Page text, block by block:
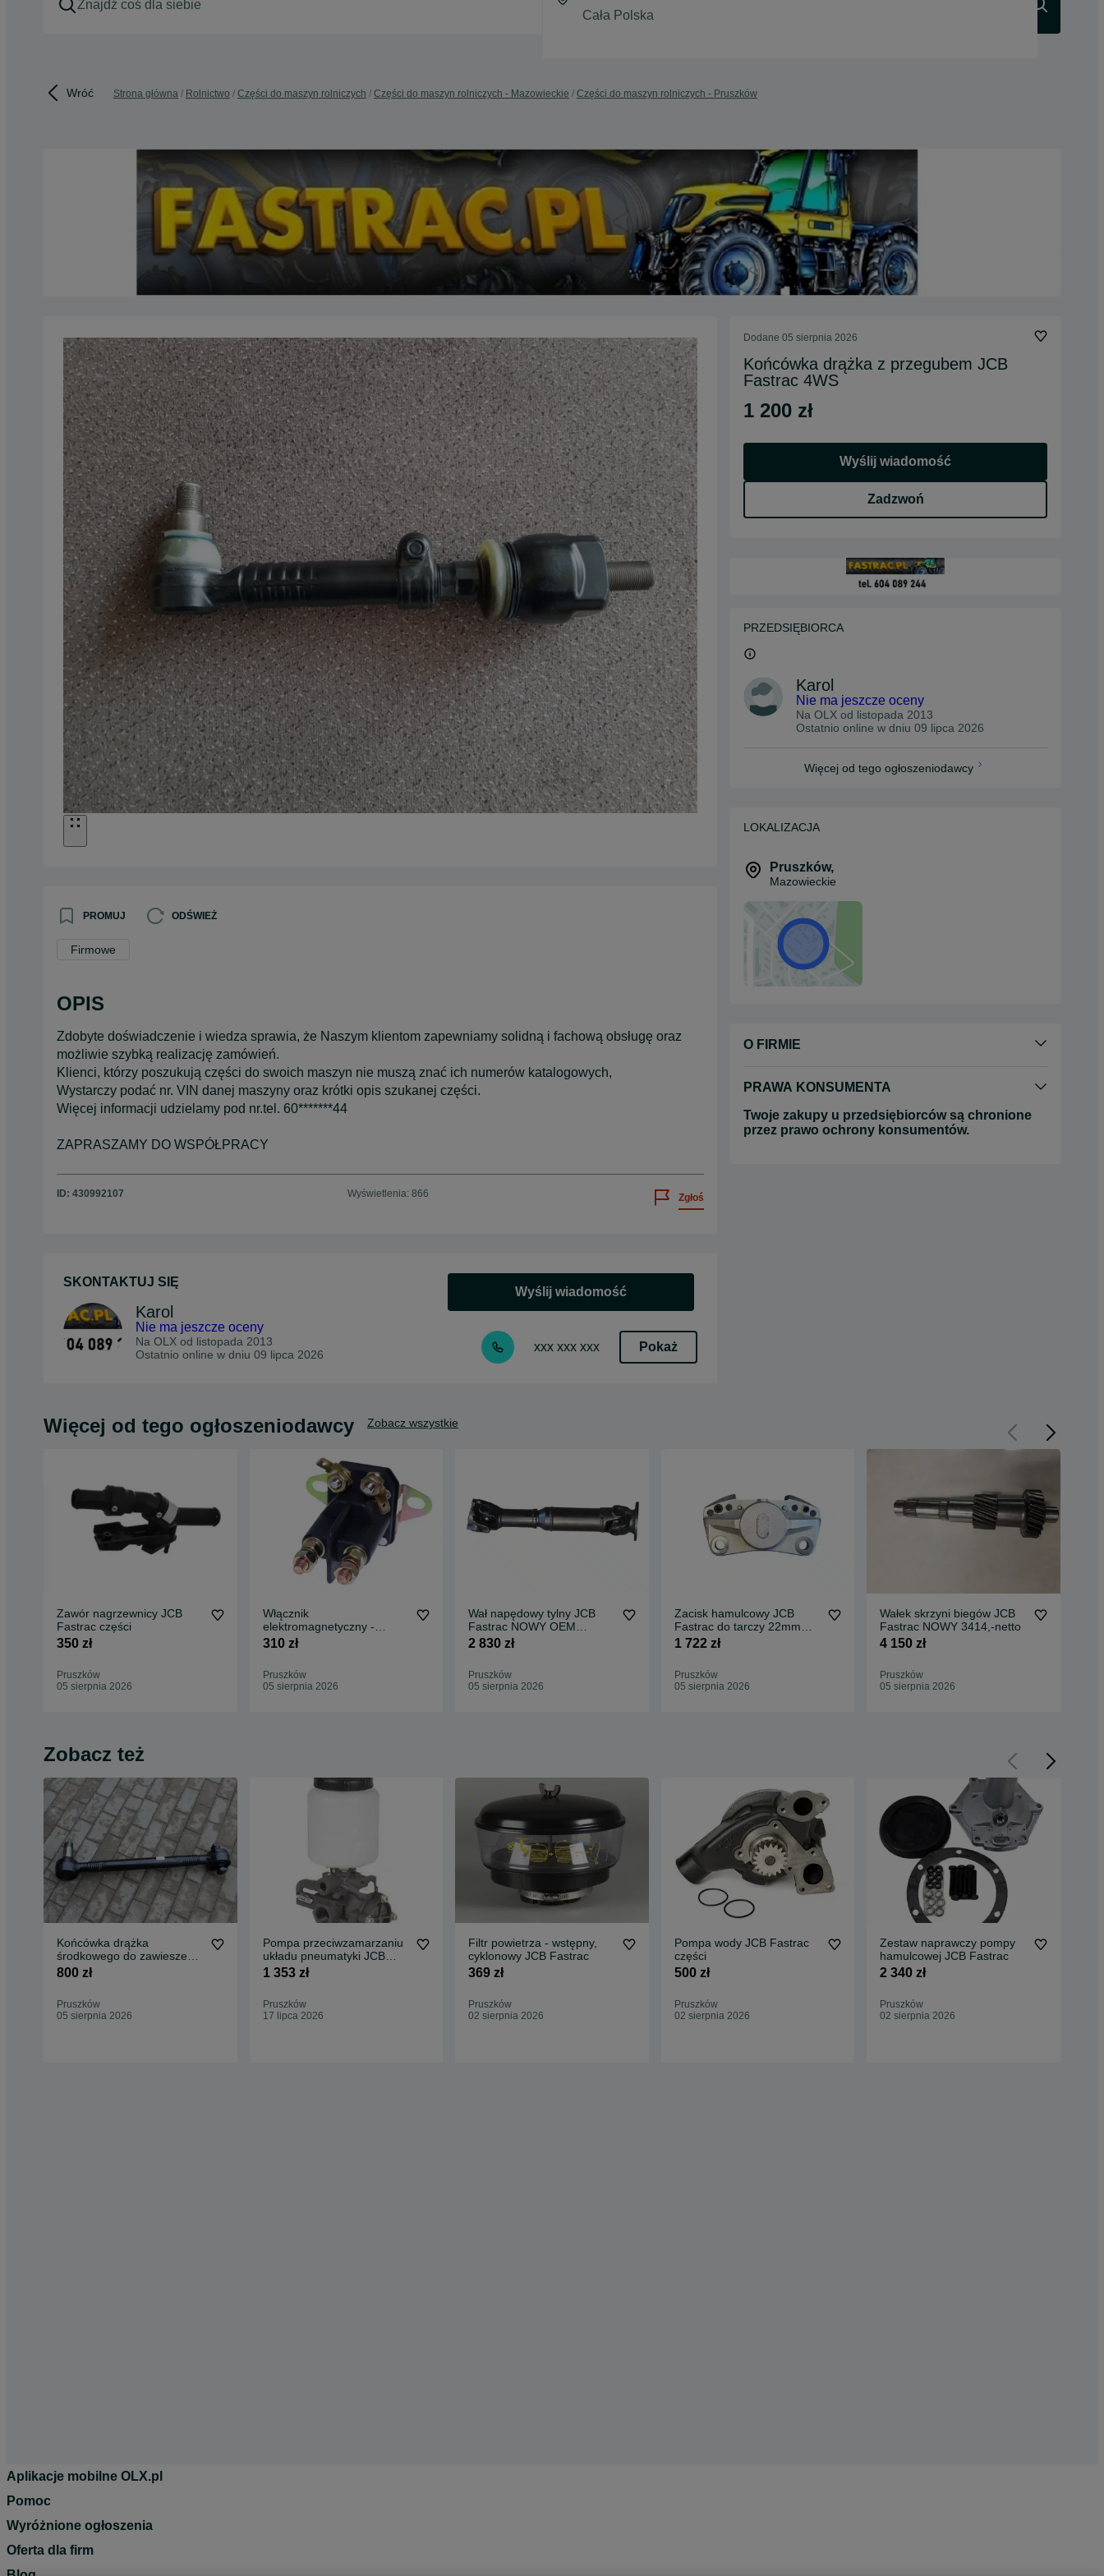
Wróć Strona główna Rolnictwo Części do maszyn rolniczych Części do maszyn rolniczych - Mazowieckie Części do maszyn rolniczych - Pruszków
PROMUJ ODŚWIEŻ
Firmowe
OPIS
Zdobyte doświadczenie i wiedza sprawia, że Naszym klientom zapewniamy solidną i fachową obsługę oraz
możliwie szybką realizację zamówień.
Klienci, którzy poszukują części do swoich maszyn nie muszą znać ich numerów katalogowych,
Wystarczy podać nr. VIN danej maszyny oraz krótki opis szukanej części.
Więcej informacji udzielamy pod nr.tel. 60*******44
ZAPRASZAMY DO WSPÓŁPRACY
ID: 430992107 Wyświetlenia: 866 Zgłoś
SKONTAKTUJ SIĘ
Karol
Nie ma jeszcze oceny
Na OLX od listopada 2013
Ostatnio online w dniu 09 lipca 2026
Wyślij wiadomość
xxx xxx xxx Pokaż
Dodane 05 sierpnia 2026
Końcówka drążka z przegubem JCB
Fastrac 4WS
1 200 zł
Wyślij wiadomość
Zadzwoń
PRZEDSIĘBIORCA
Karol
Nie ma jeszcze oceny
Na OLX od listopada 2013
Ostatnio online w dniu 09 lipca 2026
Więcej od tego ogłoszeniodawcy
LOKALIZACJA
Pruszków,
Mazowieckie
O FIRMIE
PRAWA KONSUMENTA
Twoje zakupy u przedsiębiorców są chronione
przez prawo ochrony konsumentów.
Więcej od tego ogłoszeniodawcy Zobacz wszystkie
Zawór nagrzewnicy JCB
Fastrac części
350 zł
Pruszków
05 sierpnia 2026
Włącznik
elektromagnetyczny -
przekaźnik JCB Fastrac
310 zł
Pruszków
05 sierpnia 2026
Wał napędowy tylny JCB
Fastrac NOWY OEM
SPICER org. 2300,- netto
2 830 zł
Pruszków
05 sierpnia 2026
Zacisk hamulcowy JCB
Fastrac do tarczy 22mm
1400,- netto
1 722 zł
Pruszków
05 sierpnia 2026
Wałek skrzyni biegów JCB
Fastrac NOWY 3414,-netto
4 150 zł
Pruszków
05 sierpnia 2026
Zobacz też
Końcówka drążka
środkowego do zawieszenia
JCB Fastrac
800 zł
Pruszków
05 sierpnia 2026
Pompa przeciwzamarzaniu
układu pneumatyki JCB
Fastrac
1 353 zł
Pruszków
17 lipca 2026
Filtr powietrza - wstępny,
cyklonowy JCB Fastrac
369 zł
Pruszków
02 sierpnia 2026
Pompa wody JCB Fastrac
części
500 zł
Pruszków
02 sierpnia 2026
Zestaw naprawczy pompy
hamulcowej JCB Fastrac
2 340 zł
Pruszków
02 sierpnia 2026
Aplikacje mobilne OLX.pl
Pomoc
Wyróżnione ogłoszenia
Oferta dla firm